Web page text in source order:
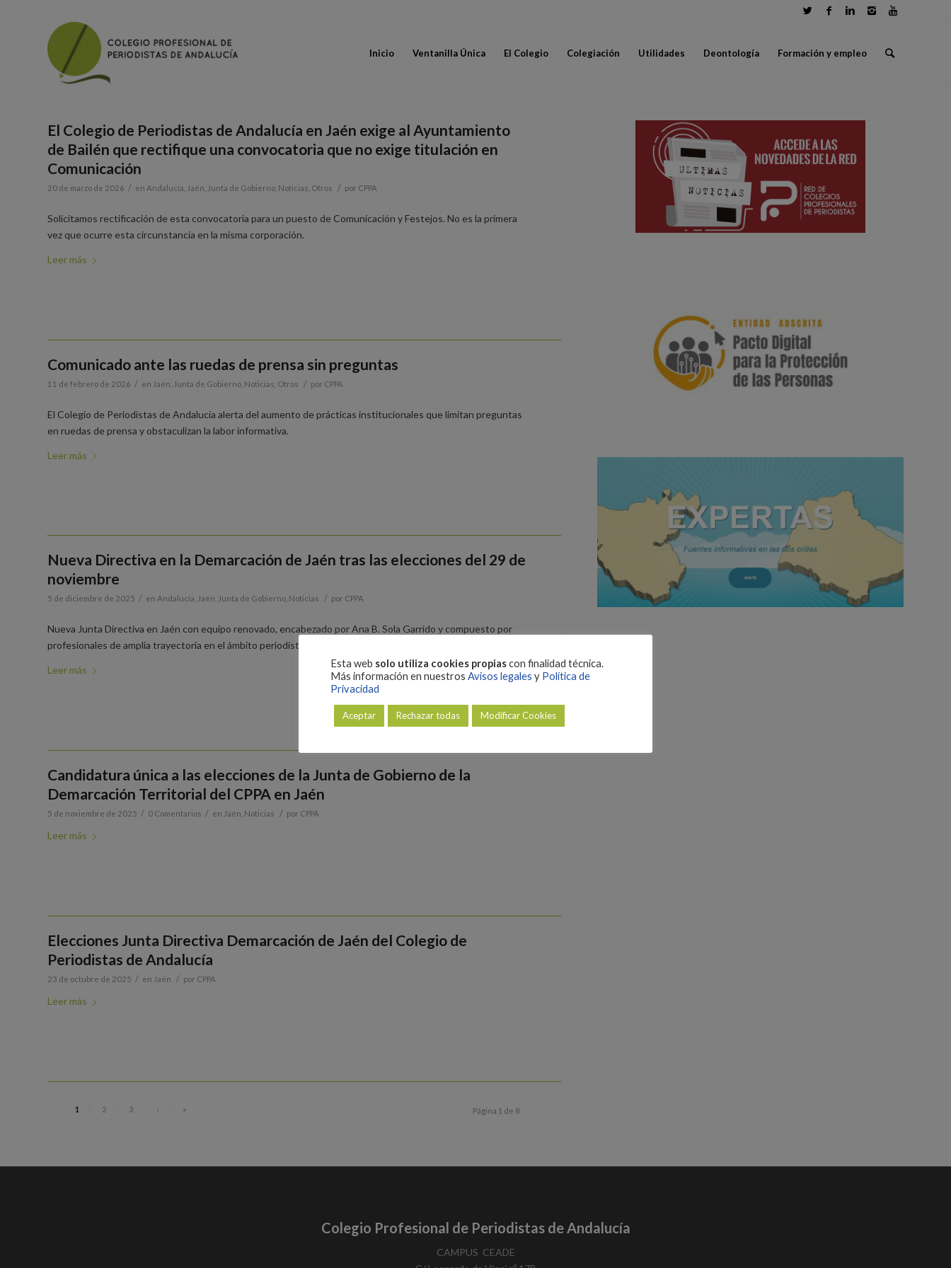
Inicio Ventanilla Única El Colegio Colegiación Utilidades Deontología Formación y empleo
El Colegio de Periodistas de Andalucía en Jaén exige al Ayuntamiento
de Bailén que rectifique una convocatoria que no exige titulación en
Comunicación
20 de marzo de 2026 / en Andalucía Jaén Junta de Gobierno Noticias Otros / por CPPA
Solicitamos rectificación de esta convocatoria para un puesto de Comunicación y Festejos. No es la primera
vez que ocurre esta circunstancia en la misma corporación.
Leer más
Comunicado ante las ruedas de prensa sin preguntas
11 de febrero de 2026 / en Jaén Junta de Gobierno Noticias Otros / por CPPA
El Colegio de Periodistas de Andalucía alerta del aumento de prácticas institucionales que limitan preguntas
en ruedas de prensa y obstaculizan la labor informativa.
Leer más
Nueva Directiva en la Demarcación de Jaén tras las elecciones del 29 de
noviembre
5 de diciembre de 2025 / en Andalucía Jaén Junta de Gobierno Noticias / por CPPA
Nueva Junta Directiva en Jaén con equipo renovado, encabezado por Ana B. Sola Garrido y compuesto por
profesionales de amplia trayectoria en el ámbito periodístico provincial.
Leer más
Candidatura única a las elecciones de la Junta de Gobierno de la
Demarcación Territorial del CPPA en Jaén
5 de noviembre de 2025 / 0 Comentarios / en Jaén Noticias / por CPPA
Leer más
Elecciones Junta Directiva Demarcación de Jaén del Colegio de
Periodistas de Andalucía
23 de octubre de 2025 / en Jaén / por CPPA
Leer más
Página 1 de 8
1 2 3 › »
Colegio Profesional de Periodistas de Andalucía
​CAMPUS ​ CEADE
Esta web solo utiliza cookies propiascon finalidad técnica.
Más información en nuestros Avisos legales y Política de
Privacidad
Aceptar Rechazar todas Modificar Cookies